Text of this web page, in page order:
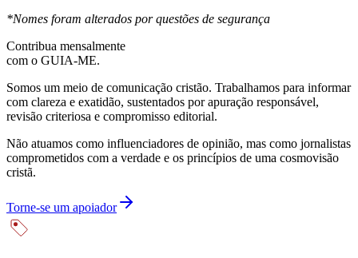
*Nomes foram alterados por questões de segurança
Contribua mensalmente
com o GUIA-ME.
Somos um meio de comunicação cristão. Trabalhamos para informar
com clareza e exatidão, sustentados por apuração responsável,
revisão criteriosa e compromisso editorial.
Não atuamos como influenciadores de opinião, mas como jornalistas
comprometidos com a verdade e os princípios de uma cosmovisão
cristã.
Torne-se um apoiador